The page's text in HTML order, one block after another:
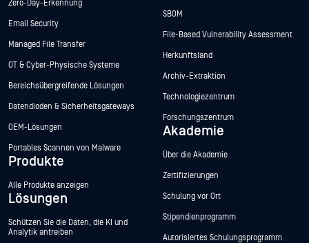
Zero-Day-Erkennung
Email Security
Managed File Transfer
OT & Cyber-Physische Systeme
Bereichsübergreifende Lösungen
Datendioden & Sicherheitsgateways
OEM-Lösungen
Portables Scannen von Malware
Produkte
Alle Produkte anzeigen
Lösungen
Schützen Sie die Daten, die KI und
Analytik antreiben
SBOM
File-Based Vulnerability Assessment
Herkunftsland
Archiv-Extraktion
Technologiezentrum
Forschungszentrum
Akademie
Über die Akademie
Zertifizierungen
Schulung vor Ort
Stipendienprogramm
Autorisiertes Schulungsprogramm